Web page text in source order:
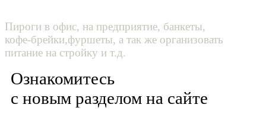
Пироги в офис, на предприятие, банкеты,
кофе-брейки,фуршеты, а так же организовать
питание на стройку и т.д.
Ознакомитесь
с новым разделом на сайте